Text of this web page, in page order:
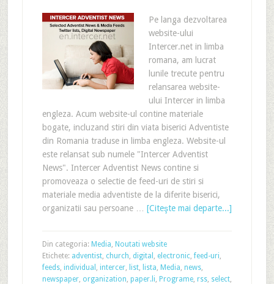
Pe langa dezvoltarea
website-ului
Intercer.net in limba
romana, am lucrat
lunile trecute pentru
relansarea website-
ului Intercer in limba
engleza. Acum website-ul contine materiale
bogate, incluzand stiri din viata biserici Adventiste
din Romania traduse in limba engleza. Website-ul
este relansat sub numele "Intercer Adventist
News". Intercer Adventist News contine si
promoveaza o selectie de feed-uri de stiri si
materiale media adventiste de la diferite biserici,
organizatii sau persoane … [Citeşte mai departe...]
Din categoria: Media, Noutati website
Etichete: adventist, church, digital , electronic,feed-uri,
feeds, individual , intercer, list, lista, Media, news,
newspaper, organization, paper.li, Programe, rss, select,